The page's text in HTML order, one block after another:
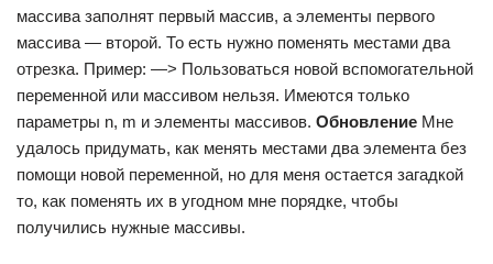
массива заполнят первый массив, а элементы первого
массива — второй. То есть нужно поменять местами два
отрезка. Пример: —> Пользоваться новой вспомогательной
переменной или массивом нельзя. Имеются только
параметры n, m и элементы массивов. Обновление Мне
удалось придумать, как менять местами два элемента без
помощи новой переменной, но для меня остается загадкой
то, как поменять их в угодном мне порядке, чтобы
получились нужные массивы.